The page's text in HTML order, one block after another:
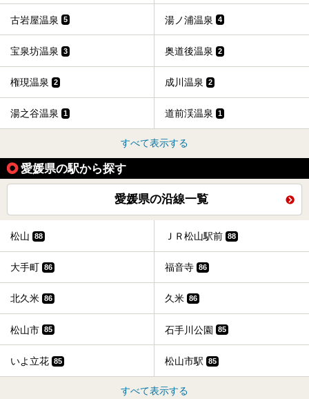
古岩屋温泉 5 湯ノ浦温泉 4
宝泉坊温泉 3 奥道後温泉 2
権現温泉 2 成川温泉 2
湯之谷温泉 1 道前渓温泉 1
すべて表示する
愛媛県の駅から探す
愛媛県の沿線一覧
松山 88 ＪＲ松山駅前 88
大手町 86 福音寺 86
北久米 86 久米 86
松山市 85 石手川公園 85
いよ立花 85 松山市駅 85
すべて表示する